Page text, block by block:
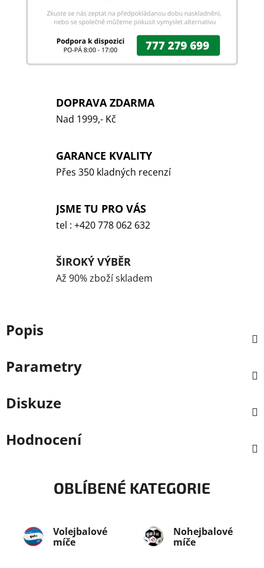
DOPRAVA ZDARMA
Nad 1999,- Kč
GARANCE KVALITY
Přes 350 kladných recenzí
JSME TU PRO VÁS
tel : +420 778 062 632
ŠIROKÝ VÝBĚR
Až 90% zboží skladem
Popis
Parametry
Diskuze
Hodnocení
OBLÍBENÉ KATEGORIE
Volejbalové
míče
Nohejbalové
míče